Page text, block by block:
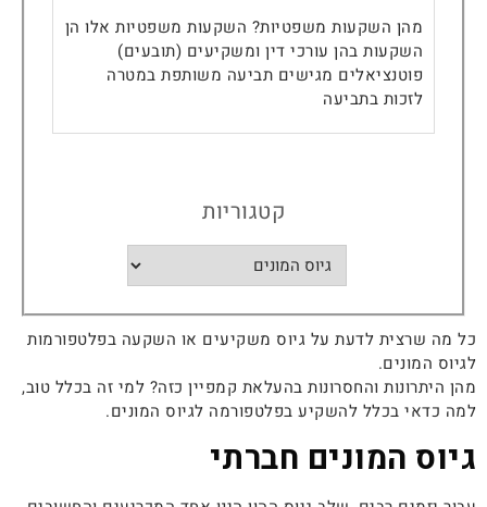
מהן השקעות משפטיות? השקעות משפטיות אלו הן
השקעות בהן עורכי דין ומשקיעים (תובעים)
פוטנציאלים מגישים תביעה משותפת במטרה
לזכות בתביעה
קטגוריות
כל מה שרצית לדעת על גיוס משקיעים או השקעה בפלטפורמות
לגיוס המונים.
מהן היתרונות והחסרונות בהעלאת קמפיין כזה? למי זה בכלל טוב,
למה כדאי בכלל להשקיע בפלטפורמה לגיוס המונים.
גיוס המונים חברתי